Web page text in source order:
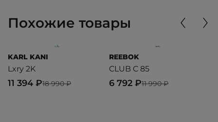
Похожие товары
KARL KANI
Lxry 2K
18 990 ₽
11 394 ₽
REEBOK
CLUB C 85
11 990 ₽
6 792 ₽